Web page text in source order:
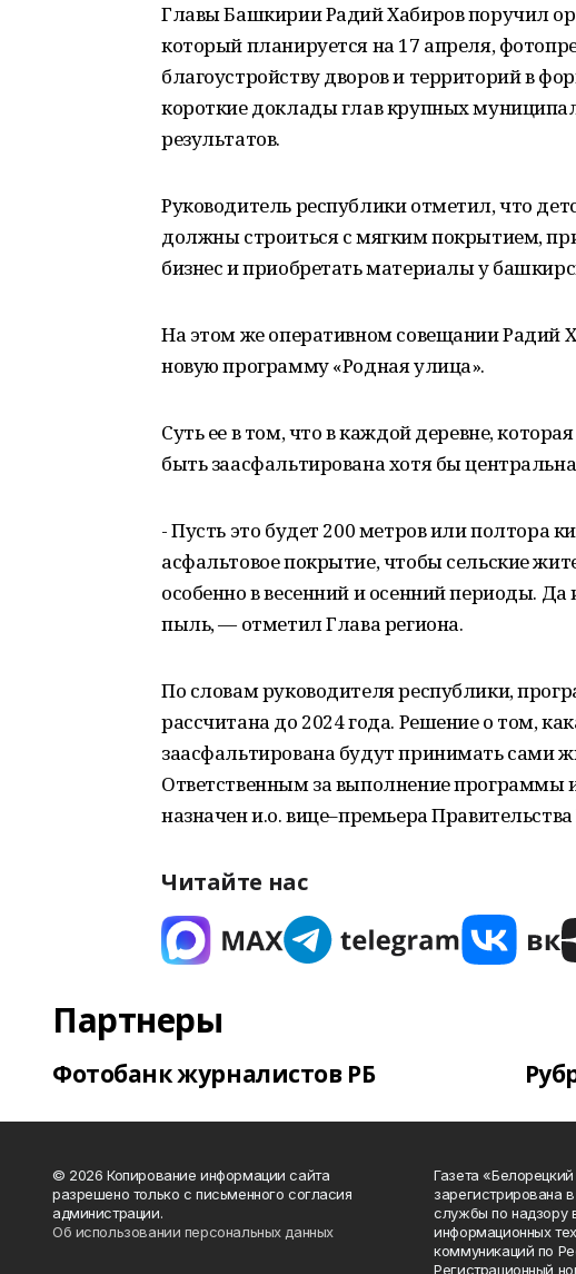
Главы Башкирии Радий Хабиров поручил
который планируется на 17 апреля,
благоустройству дворов и территорий в
короткие доклады глав крупных
результатов.
Руководитель республики отметил, что
должны строиться с мягким покрытием,
бизнес и приобретать материалы у
На этом же оперативном совещании Радий
новую программу «Родная улица».
Суть ее в том, что в каждой деревне,
быть заасфальтирована хотя бы
- Пусть это будет 200 метров или полтора
асфальтовое покрытие, чтобы сельские
особенно в весенний и осенний периоды.
пыль, — отметил Глава региона.
По словам руководителя республики,
рассчитана до 2024 года. Решение о том,
заасфальтирована будут принимать сами
Ответственным за выполнение программы
назначен и.о. вице–премьера
Читайте нас
Партнеры
Фотобанк журналистов РБ
© 2026 Копирование информации сайта
разрешено только с письменного согласия
администрации.
Об использовании персональных данных
Газета
зарегистрирована
службы по надзору
информационных
коммуникаций по
Регистрационный